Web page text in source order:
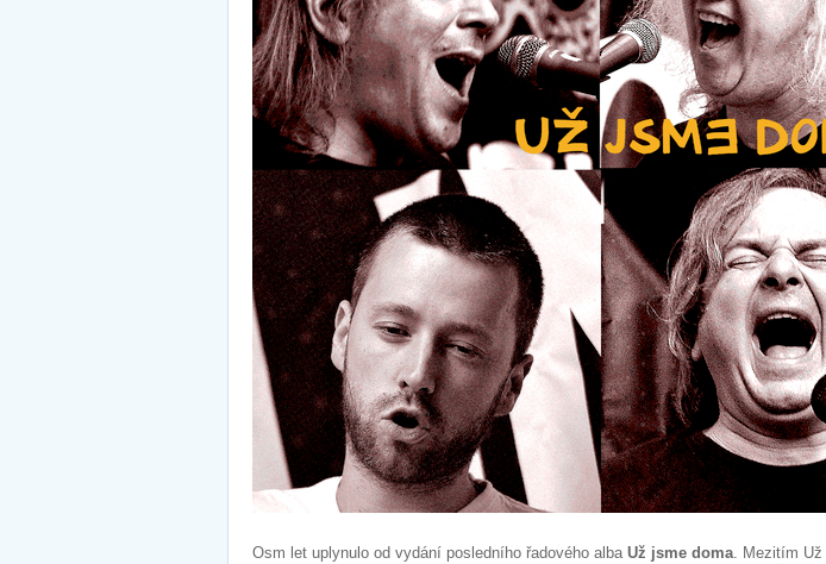
Osm let uplynulo od vydání posledního řadového alba Už jsme doma. Mezitím Už